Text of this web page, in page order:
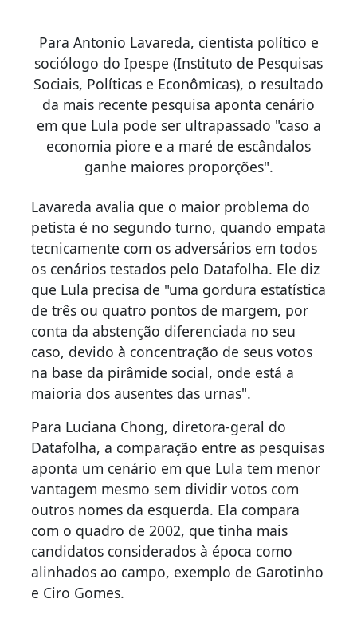
Para Antonio Lavareda, cientista político e
sociólogo do Ipespe (Instituto de Pesquisas
Sociais, Políticas e Econômicas), o resultado
da mais recente pesquisa aponta cenário
em que Lula pode ser ultrapassado "caso a
economia piore e a maré de escândalos
ganhe maiores proporções".
Lavareda avalia que o maior problema do
petista é no segundo turno, quando empata
tecnicamente com os adversários em todos
os cenários testados pelo Datafolha. Ele diz
que Lula precisa de "uma gordura estatística
de três ou quatro pontos de margem, por
conta da abstenção diferenciada no seu
caso, devido à concentração de seus votos
na base da pirâmide social, onde está a
maioria dos ausentes das urnas".
Para Luciana Chong, diretora-geral do
Datafolha, a comparação entre as pesquisas
aponta um cenário em que Lula tem menor
vantagem mesmo sem dividir votos com
outros nomes da esquerda. Ela compara
com o quadro de 2002, que tinha mais
candidatos considerados à época como
alinhados ao campo, exemplo de Garotinho
e Ciro Gomes.